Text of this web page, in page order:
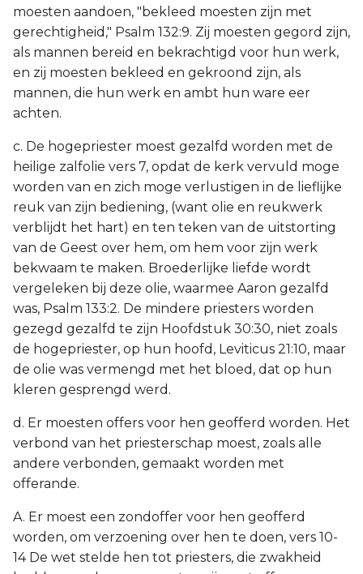
moesten aandoen, "bekleed moesten zijn met
gerechtigheid," Psalm 132:9. Zij moesten gegord zijn,
als mannen bereid en bekrachtigd voor hun werk,
en zij moesten bekleed en gekroond zijn, als
mannen, die hun werk en ambt hun ware eer
achten.
c. De hogepriester moest gezalfd worden met de
heilige zalfolie vers 7, opdat de kerk vervuld moge
worden van en zich moge verlustigen in de lieflijke
reuk van zijn bediening, (want olie en reukwerk
verblijdt het hart) en ten teken van de uitstorting
van de Geest over hem, om hem voor zijn werk
bekwaam te maken. Broederlijke liefde wordt
vergeleken bij deze olie, waarmee Aaron gezalfd
was, Psalm 133:2. De mindere priesters worden
gezegd gezalfd te zijn Hoofdstuk 30:30, niet zoals
de hogepriester, op hun hoofd, Leviticus 21:10, maar
de olie was vermengd met het bloed, dat op hun
kleren gesprengd werd.
d. Er moesten offers voor hen geofferd worden. Het
verbond van het priesterschap moest, zoals alle
andere verbonden, gemaakt worden met
offerande.
A. Er moest een zondoffer voor hen geofferd
worden, om verzoening over hen te doen, vers 10-
14 De wet stelde hen tot priesters, die zwakheid